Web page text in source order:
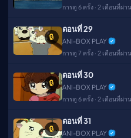
การดู 6 ครั้ง · 2 เดือนที่ผ่า
🔒
ตอนที่ 29
ANI-BOX PLAY
การดู 7 ครั้ง · 2 เดือนที่ผ่า
🔒
ตอนที่ 30
ANI-BOX PLAY
การดู 6 ครั้ง · 2 เดือนที่ผ่า
🔒
ตอนที่ 31
ANI-BOX PLAY